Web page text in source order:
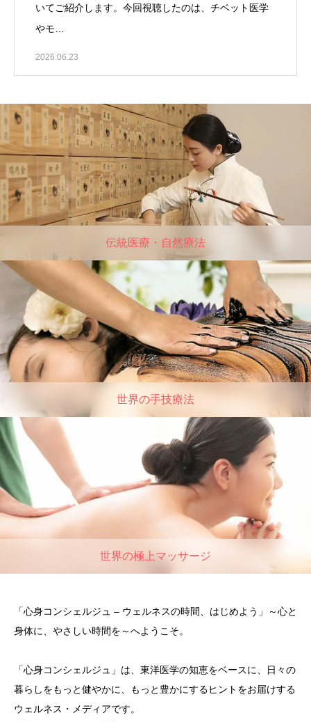
いてご紹介します。今回視聴したのは、チベット医学
やモ…
2026.06.23
伝統医療・自然療法
世界の手技療法
世界の極上マッサージ
「心身コンシェルジュ – ウェルネスの時間、はじめよう」～心と
身体に、やさしい時間を～へようこそ。
「心身コンシェルジュ」は、東洋医学の知恵をベースに、日々の
暮らしをもっと健やかに、もっと豊かにするヒントをお届けする
ウェルネス・メディアです。